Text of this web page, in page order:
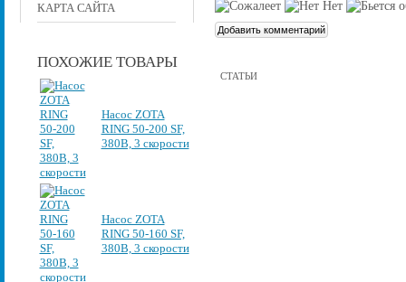
КАРТА САЙТА
ПОХОЖИЕ ТОВАРЫ
Насос ZOTA
RING 50-200 SF,
380В, 3 скорости
Насос ZOTA
RING 50-160 SF,
380В, 3 скорости
СТАТЬИ